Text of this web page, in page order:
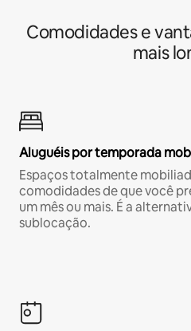
Comodidades e
mais
Aluguéis por temporada
Espaços totalmente
comodidades de que você
um mês ou mais. É a
sublocação.